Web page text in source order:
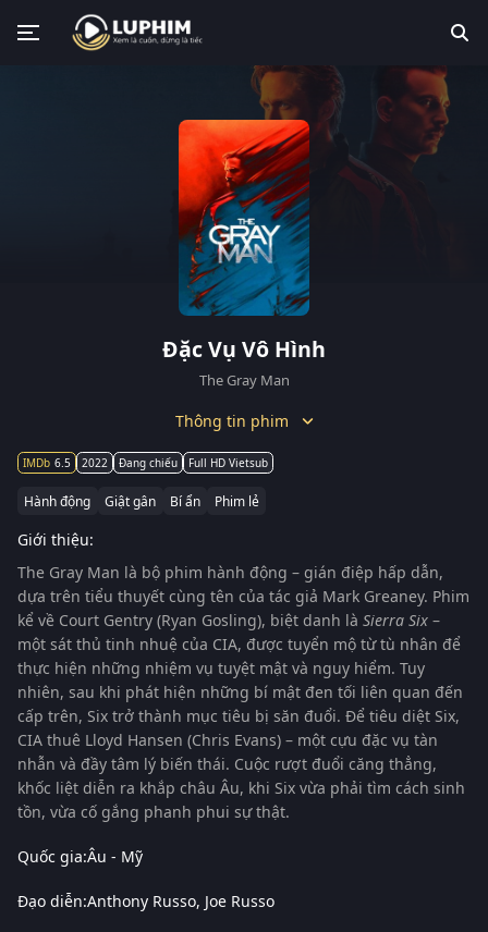
Đặc Vụ Vô Hình
The Gray Man
Thông tin phim
6.5 2022 Đang chiếu Full HD Vietsub
Hành động Giật gân Bí ẩn Phim lẻ
Giới thiệu:
The Gray Man là bộ phim hành động – gián điệp hấp dẫn,
dựa trên tiểu thuyết cùng tên của tác giả Mark Greaney. Phim
kể về Court Gentry (Ryan Gosling), biệt danh là Sierra Six –
một sát thủ tinh nhuệ của CIA, được tuyển mộ từ tù nhân để
thực hiện những nhiệm vụ tuyệt mật và nguy hiểm. Tuy
nhiên, sau khi phát hiện những bí mật đen tối liên quan đến
cấp trên, Six trở thành mục tiêu bị săn đuổi. Để tiêu diệt Six,
CIA thuê Lloyd Hansen (Chris Evans) – một cựu đặc vụ tàn
nhẫn và đầy tâm lý biến thái. Cuộc rượt đuổi căng thẳng,
khốc liệt diễn ra khắp châu Âu, khi Six vừa phải tìm cách sinh
tồn, vừa cố gắng phanh phui sự thật.
Quốc gia:Âu - Mỹ
Đạo diễn:Anthony Russo Joe Russo